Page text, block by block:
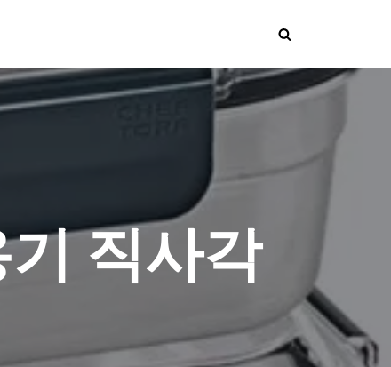
직사각